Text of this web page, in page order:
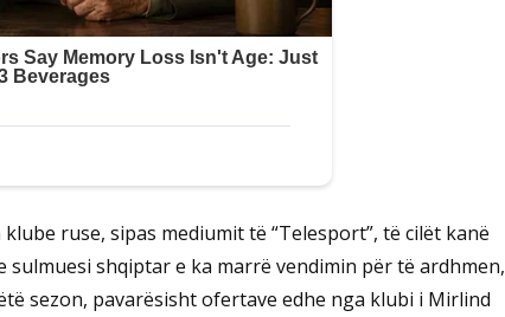
ruse, sipas mediumit të “Telesport”, të cilët kanë
shqiptar e ka marrë vendimin për të ardhmen,
sezon, pavarësisht ofertave edhe nga klubi i Mirlind